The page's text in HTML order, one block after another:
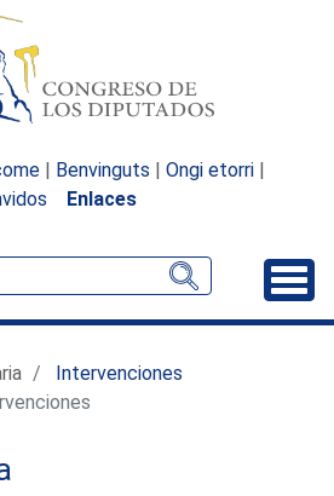
| Benvinguts | Ongi etorri |
Enlaces
Intervenciones